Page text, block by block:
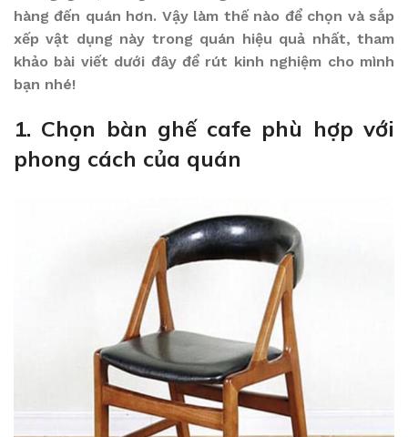
hàng đến quán hơn. Vậy làm thế nào để chọn và sắp
xếp vật dụng này trong quán hiệu quả nhất, tham
khảo bài viết dưới đây để rút kinh nghiệm cho mình
bạn nhé!
1. Chọn bàn ghế cafe phù hợp với
phong cách của quán